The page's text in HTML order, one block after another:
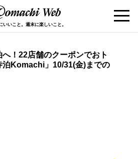
いいこと。週末に楽しいこと。
！22店舗のクーポンでおト
泊Komachi」10/31(金)までの